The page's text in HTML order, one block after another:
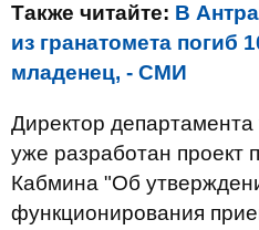
Также читайте: В
из гранатомета погиб
младенец, - СМИ
Директор
уже разработан проект
Кабмина "Об
функционирования